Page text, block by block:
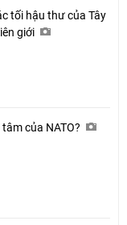
tối hậu thư của Tây
giới
của NATO?